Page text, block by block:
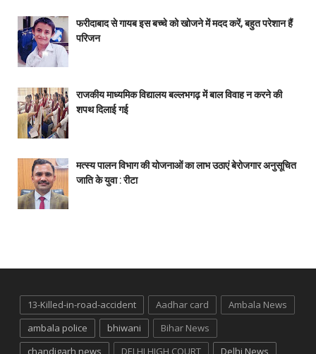
फरीदाबाद से गायब इस बच्चे को खोजने में मदद करें, बहुत परेशान हैं
परिजन
राजकीय माध्यमिक विद्यालय बल्लभगढ़ में बाल विवाह न करने की
शपथ दिलाई गई
मत्स्य पालन विभाग की योजनाओं का लाभ उठाएं बेरोजगार अनुसूचित
जाति के युवा : रीटा
13-Killed-in-road-accident Aadhar card
Ambala News
ambala police
bhiwani
Bihar News
chandigarh news
DELHI HIGH COURT
Delhi News